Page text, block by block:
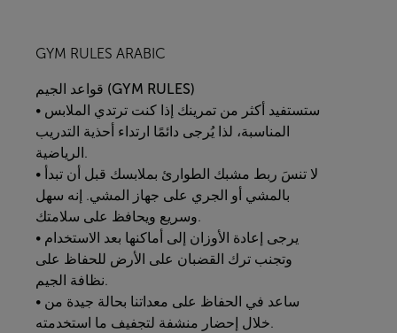
GYM RULES ARABIC
قواعد الجيم (GYM RULES)
• ستستفيد أكثر من تمرينك إذا كنت ترتدي الملابس
المناسبة، لذا يُرجى دائمًا ارتداء أحذية التدريب
• لا تنسَ ربط مشبك الطوارئ بملابسك قبل أن تبدأ
بالمشي أو الجري على جهاز المشي. إنه سهل
• يرجى إعادة الأوزان إلى أماكنها بعد الاستخدام
وتجنب ترك القضبان على الأرض للحفاظ على
• ساعد في الحفاظ على معداتنا بحالة جيدة من